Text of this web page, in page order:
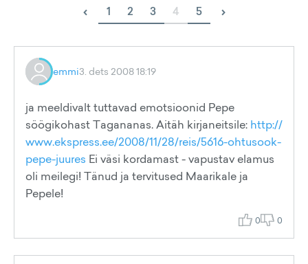
‹ 1 2 3 4 5 ›
emmi3. dets 2008 18:19
ja meeldivalt tuttavad emotsioonid Pepe
söögikohast Tagananas. Aitäh kirjaneitsile: http://
www.ekspress.ee/2008/11/28/reis/5616-ohtusook-
pepe-juures Ei väsi kordamast - vapustav elamus
oli meilegi! Tänud ja tervitused Maarikale ja
Pepele!
0 0